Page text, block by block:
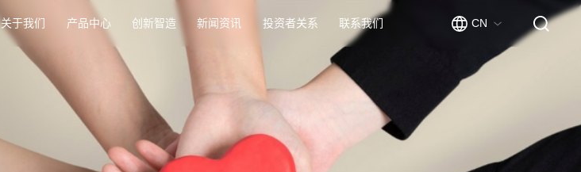
关于我们 产品中心 创新智造 新闻资讯 投资者关系 联系我们 CN